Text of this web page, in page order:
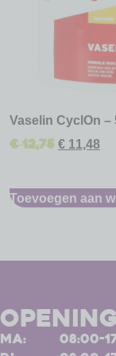
Vaselin CyclOn –
€12,75 € 11,48
Toevoegen aan
ma:
08:00-